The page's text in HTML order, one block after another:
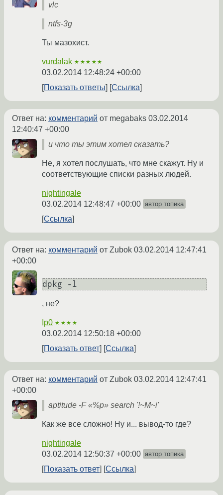
vlc
ntfs-3g
Ты мазохист.
vurdalak ★★★★★
03.02.2014 12:48:24 +00:00
Показать ответы
Ссылка
Ответ на: комментарий от megabaks 03.02.2014
12:40:47 +00:00
и что ты этим хотел сказать?
Не, я хотел послушать, что мне скажут. Ну и
соответствующие списки разных людей.
nightingale
03.02.2014 12:48:47 +00:00 автор топика
Ссылка
Ответ на: комментарий от Zubok 03.02.2014 12:47:41
+00:00
dpkg -l
, не?
Ip0 ★★★★
03.02.2014 12:50:18 +00:00
Показать ответ
Ссылка
Ответ на: комментарий от Zubok 03.02.2014 12:47:41
+00:00
aptitude -F «%p» search '!~M~i'
Как же все сложно! Ну и... вывод-то где?
nightingale
03.02.2014 12:50:37 +00:00 автор топика
Показать ответ Ссылка